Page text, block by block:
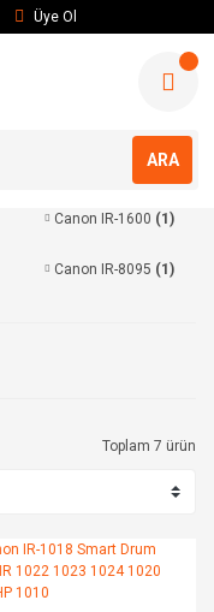
Üye Ol
ARA
Canon IR-1600 (1)
Canon IR-8095 (1)
Toplam 7 ürün